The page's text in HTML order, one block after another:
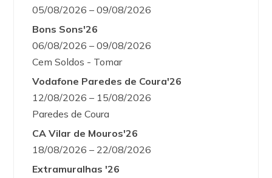
05/08/2026 – 09/08/2026
Bons Sons'26
06/08/2026 – 09/08/2026
Cem Soldos - Tomar
Vodafone Paredes de Coura'26
12/08/2026 – 15/08/2026
Paredes de Coura
CA Vilar de Mouros'26
18/08/2026 – 22/08/2026
Extramuralhas '26